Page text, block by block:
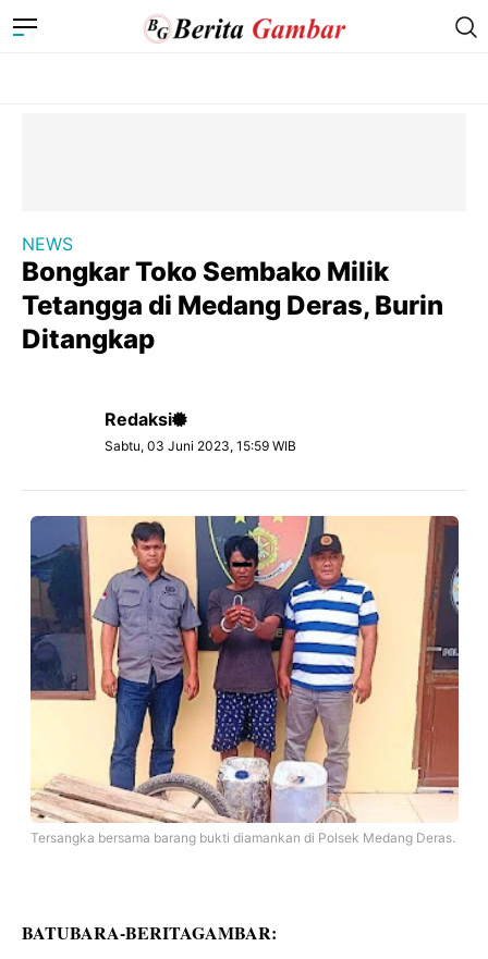
NEWS
Bongkar Toko Sembako Milik
Tetangga di Medang Deras, Burin
Ditangkap
Redaksi
Sabtu, 03 Juni 2023, 15:59 WIB
Tersangka bersama barang bukti diamankan di Polsek Medang Deras.
BATUBARA-BERITAGAMBAR: